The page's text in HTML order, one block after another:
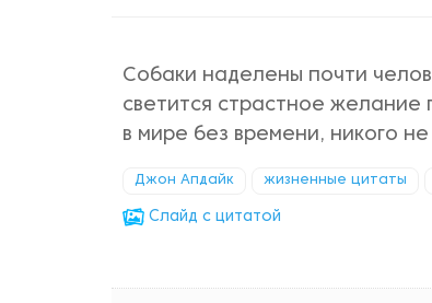
Собаки наделены почти
светится страстное желание
в мире без времени, никого
Джон Апдайк жизненные цитаты
Cлайд с цитатой